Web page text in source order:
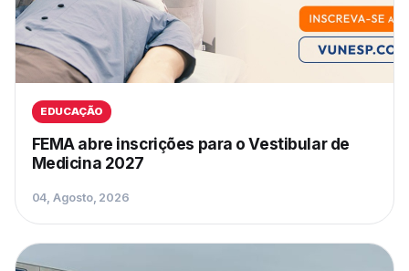
EDUCAÇÃO
FEMA abre inscrições para o Vestibular de
Medicina 2027
04, Agosto, 2026